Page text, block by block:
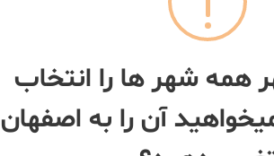
همه شهر ها را انتخاب
آن را به اصفهان